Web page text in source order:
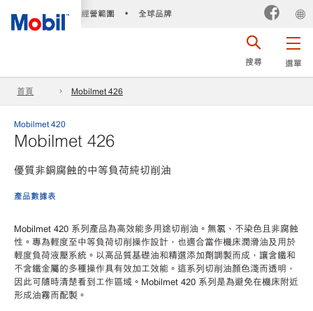
經營範圍 • 全球品牌
選單
搜尋
首頁 Mobilmet 426
Mobilmet 420
Mobilmet 426
優質非銅腐蝕的中等負荷純切削油
產品數據表
Mobilmet 420 系列產品為高效能多用途切削油。無氯、不染色且非腐蝕
性。專為輕度至中等負荷切削操作設計，也適合當作機床潤滑油及用於
輕度負荷液壓系統。以高品質基礎油和精選添加劑調製而成，讓含鐵和
不含鐵金屬的多種操作具有效加工效能。這系列切削油顏色淺而透明，
因此可隨時清楚看到工作區域。Mobilmet 420 系列是為避免在機床附近
形成油霧而配製。